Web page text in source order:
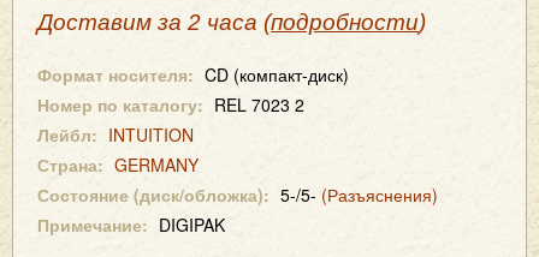
Доставим за 2 часа (подробности)
Формат носителя: CD (компакт-диск)
Номер по каталогу: REL 7023 2
Лейбл: INTUITION
Страна: GERMANY
Состояние (диск/обложка): 5-/5- (Разъяснения)
Примечание: DIGIPAK